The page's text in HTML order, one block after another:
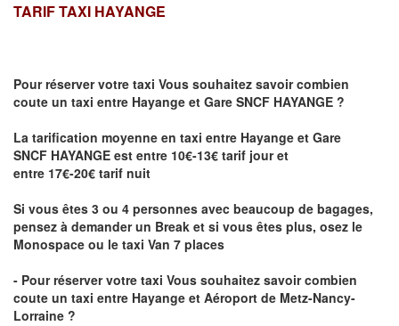
TARIF TAXI HAYANGE
Pour réserver votre taxi Vous souhaitez savoircombien
coute un taxi entre Hayange et Gare SNCF HAYANGE ?
La tarification moyenne en taxi entre Hayange et Gare
SNCF HAYANGE est entre 10€-13€ tarif jour et
entre 17€-20€ tarif nuit
Si vous êtes 3 ou 4 personnes avec beaucoup de bagages,
pensez à demander un Break et si vous êtes plus, osez le
Monospace ou le taxi Van 7 places
- Pour réserver votre taxi Vous souhaitez savoircombien
coute un taxi entre Hayange et Aéroport de Metz-Nancy-
Lorraine ?